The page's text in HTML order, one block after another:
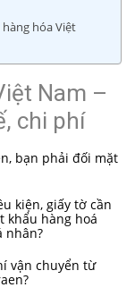
hàng hóa Việt
Nam –
chi phí
bạn phải đối mặt
kiện, giấy tờ cần
khẩu hàng hoá
nhân?
vận chuyển từ